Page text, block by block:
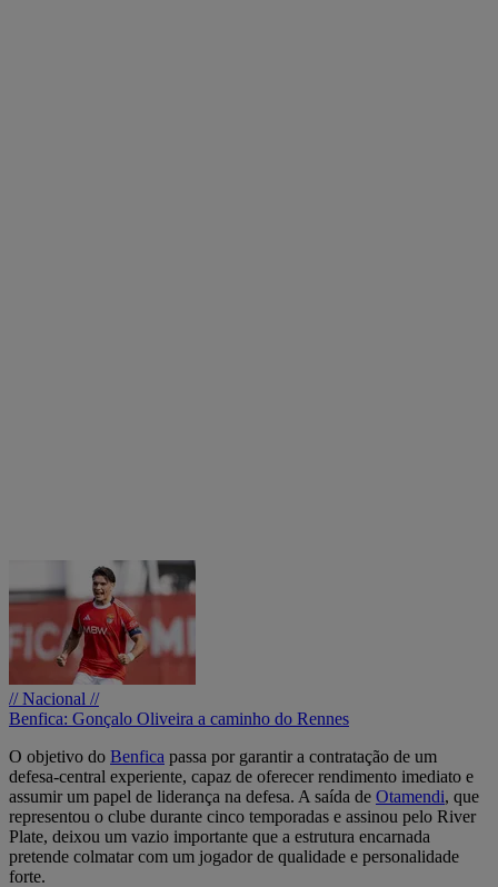
// Nacional //
Benfica: Gonçalo Oliveira a caminho do Rennes
O objetivo do Benfica passa por garantir a contratação de um
defesa-central experiente, capaz de oferecer rendimento imediato e
assumir um papel de liderança na defesa. A saída de Otamendi, que
representou o clube durante cinco temporadas e assinou pelo River
Plate, deixou um vazio importante que a estrutura encarnada
pretende colmatar com um jogador de qualidade e personalidade
forte.